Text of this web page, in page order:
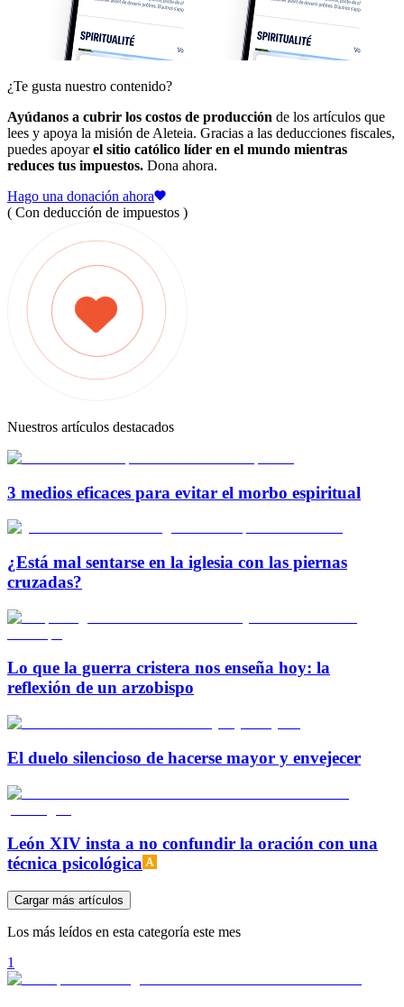
¿Te gusta nuestro contenido?
Ayúdanos a cubrir los costos de producción de los artículos que
lees y apoya la misión de Aleteia. Gracias a las deducciones fiscales,
puedes apoyarel sitio católico líder en el mundo mientras
reduces tus impuestos. Dona ahora.
Hago una donación ahora
( Con deducción de impuestos )
Nuestros artículos destacados
3 medios eficaces para evitar el morbo espiritual
¿Está mal sentarse en la iglesia con las piernas
cruzadas?
Lo que la guerra cristera nos enseña hoy: la
reflexión de un arzobispo
El duelo silencioso de hacerse mayor y envejecer
León XIV insta a no confundir la oración con una
técnica psicológica
Cargar más artículos
Los más leídos en esta categoría este mes
1